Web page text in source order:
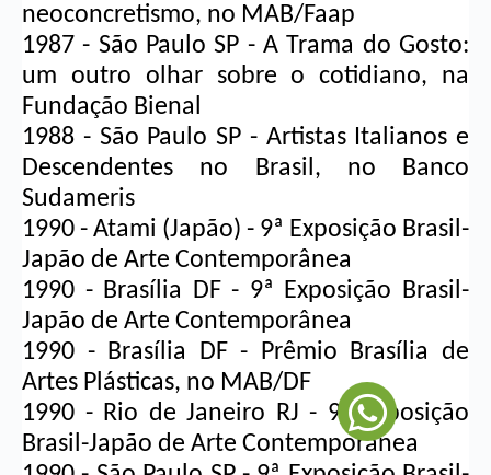
neoconcretismo, no MAB/Faap
1987 - São Paulo SP - A Trama do Gosto:
um outro olhar sobre o cotidiano, na
Fundação Bienal
1988 - São Paulo SP - Artistas Italianos e
Descendentes no Brasil, no Banco
Sudameris
1990 - Atami (Japão) - 9ª Exposição Brasil-
Japão de Arte Contemporânea
1990 - Brasília DF - 9ª Exposição Brasil-
Japão de Arte Contemporânea
1990 - Brasília DF - Prêmio Brasília de
Artes Plásticas, no MAB/DF
1990 - Rio de Janeiro RJ - 9ª Exposição
Brasil-Japão de Arte Contemporânea